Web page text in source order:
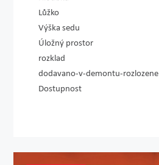
Lůžko
Výška sedu
Úložný prostor
rozklad
dodavano-v-demontu-rozlozene
Dostupnost